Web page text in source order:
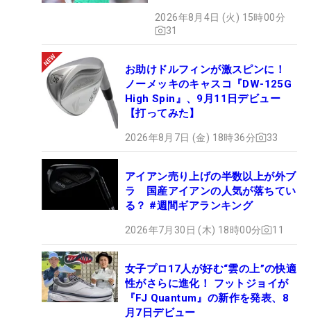
セッティング
2026年8月4日 (火) 15時00分
31
お助けドルフィンが激スピンに！
ノーメッキのキャスコ『DW-125G
High Spin』、9月11日デビュー
【打ってみた】
2026年8月7日 (金) 18時36分 33
アイアン売り上げの半数以上が外ブ
ラ 国産アイアンの人気が落ちてい
る？ #週間ギアランキング
2026年7月30日 (木) 18時00分 11
女子プロ17人が好む“雲の上”の快適
性がさらに進化！ フットジョイが
『FJ Quantum』の新作を発表、8
月7日デビュー